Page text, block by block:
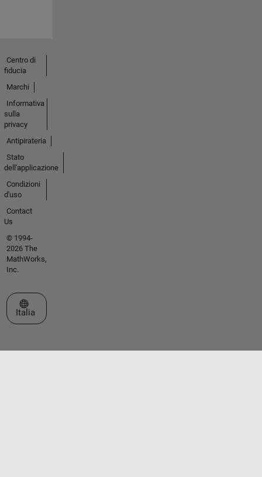
Centro di
fiducia
Marchi
Informativa
sulla
privacy
Antipirateria
Stato
dell'applicazione
Condizioni
d'uso
Contact
Us
© 1994-
2026 The
MathWorks,
Inc.
Seleziona un sito web
Italia